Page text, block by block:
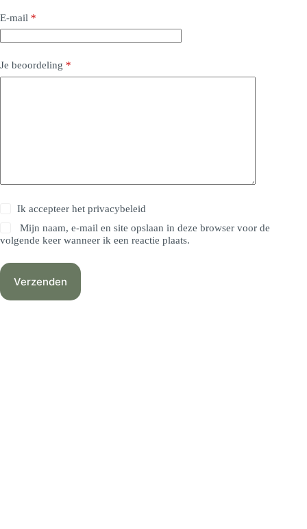
E-mail *
Je beoordeling *
Ik accepteer hetprivacybeleid
Mijn naam, e-mail en site opslaan in deze browser voor de
volgende keer wanneer ik een reactie plaats.
Verzenden